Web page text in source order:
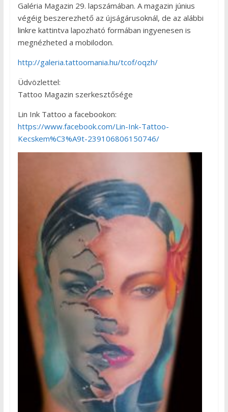
Galéria Magazin 29. lapszámában. A magazin június
végéig beszerezhető az újságárusoknál, de az alábbi
linkre kattintva lapozható formában ingyenesen is
megnézheted a mobilodon.
http://galeria.tattoomania.hu/tcof/oqzh/
Üdvözlettel:
Tattoo Magazin szerkesztősége
Lin Ink Tattoo a facebookon:
https://www.facebook.com/Lin-Ink-Tattoo-
Kecskem%C3%A9t-239106806150746/